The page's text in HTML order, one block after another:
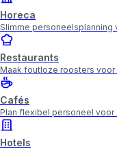
Horeca
Slimme personeelsplanning
Restaurants
Maak foutloze roosters
Cafés
Plan flexibel personeel
Hotels